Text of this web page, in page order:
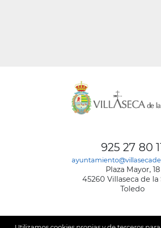
925 27 80
Plaza Mayor, 18
45260 Villaseca de la
Toledo